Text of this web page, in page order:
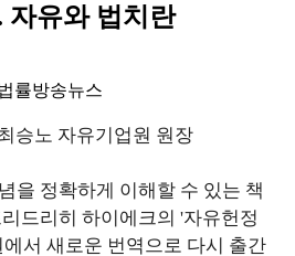
자유와 법치란
률방송뉴스
승노 자유기업원 원장
을 정확하게 이해할 수 있는 책
드리히 하이에크의 '자유헌정
서 새로운 번역으로 다시 출간